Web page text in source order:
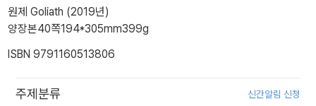
원제 Goliath (2019년)
양장본40쪽194*305mm399g
ISBN 9791160513806
주제분류 신간알림 신청